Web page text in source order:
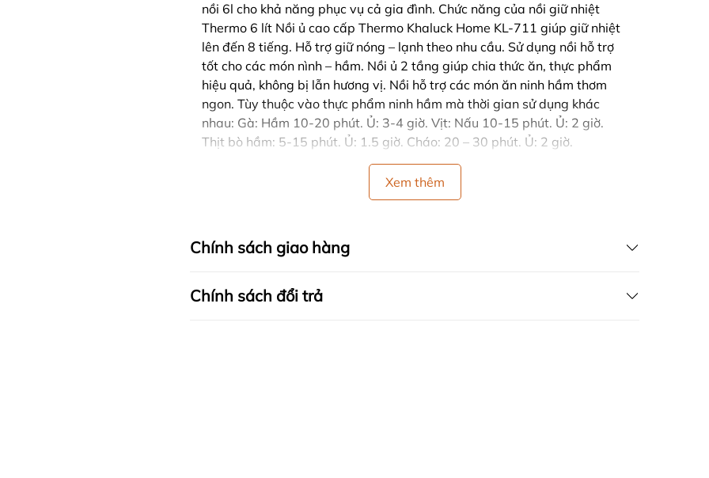
nồi 6l cho khả năng phục vụ cả gia đình. Chức năng của nồi giữ nhiệt
Thermo 6 lít Nồi ủ cao cấp Thermo Khaluck Home KL-711 giúp giữ nhiệt
lên đến 8 tiếng. Hỗ trợ giữ nóng – lạnh theo nhu cầu. Sử dụng nồi hỗ trợ
tốt cho các món nình – hầm. Nồi ủ 2 tầng giúp chia thức ăn, thực phẩm
hiệu quả, không bị lẫn hương vị. Nồi hỗ trợ các món ăn ninh hầm thơm
ngon. Tùy thuộc vào thực phẩm ninh hầm mà thời gian sử dụng khác
nhau: Gà: Hầm 10-20 phút. Ủ: 3-4 giờ. Vịt: Nấu 10-15 phút. Ủ: 2 giờ.
Thịt bò hầm: 5-15 phút. Ủ: 1.5 giờ. Cháo: 20 – 30 phút. Ủ: 2 giờ.
Xem thêm
Chính sách giao hàng
Chính sách đổi trả